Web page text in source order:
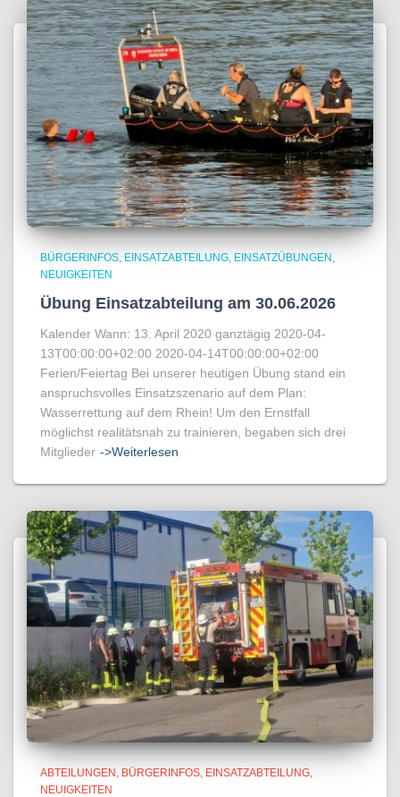
BÜRGERINFOS EINSATZABTEILUNG EINSATZÜBUNGEN
NEUIGKEITEN
Übung Einsatzabteilung am 30.06.2026
Kalender Wann: 13. April 2020 ganztägig 2020-04-
13T00:00:00+02:00 2020-04-14T00:00:00+02:00
Ferien/Feiertag Bei unserer heutigen Übung stand ein
anspruchsvolles Einsatzszenario auf dem Plan:
Wasserrettung auf dem Rhein! Um den Ernstfall
möglichst realitätsnah zu trainieren, begaben sich drei
Mitglieder ->Weiterlesen
ABTEILUNGEN BÜRGERINFOS EINSATZABTEILUNG
NEUIGKEITEN